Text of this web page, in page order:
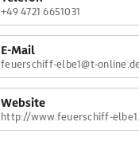
+49 4721 6651031
E-Mail
feuerschiff-elbe1@t-
Website
http://www.feuerschiff-